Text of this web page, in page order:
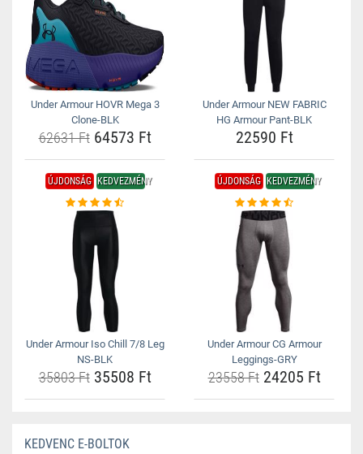
Under Armour HOVR Mega 3
Clone-BLK
62631 Ft64573 Ft
Under Armour NEW FABRIC
HG Armour Pant-BLK
22590 Ft
ÚJDONSÁG KEDVEZMÉNY
Under Armour Iso Chill 7/8 Leg
NS-BLK
35803 Ft35508 Ft
ÚJDONSÁG KEDVEZMÉNY
Under Armour CG Armour
Leggings-GRY
23558 Ft24205 Ft
KEDVENC E-BOLTOK